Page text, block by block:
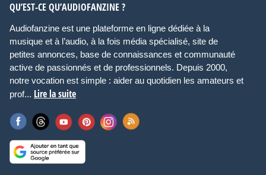
QU’EST-CE QU’AUDIOFANZINE ?
Audiofanzine est une plateforme en ligne dédiée à la
musique et à l’audio, à la fois média spécialisé, site de
petites annonces, base de connaissances et communauté
active de passionnés et de professionnels. Depuis 2000,
notre vocation est simple : aider au quotidien les amateurs et
prof... Lire la suite